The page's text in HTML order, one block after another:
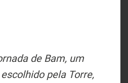
de Bam, um
pela Torre,